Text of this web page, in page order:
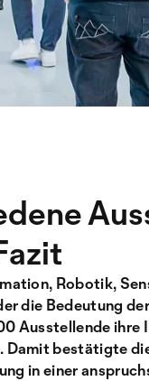
Robotik,
die Bedeutung
Ausstellende ihre
Damit bestätigte
in einer